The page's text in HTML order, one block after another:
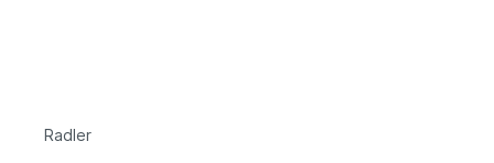
Radler